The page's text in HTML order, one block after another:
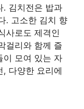
. 김치전은 밥과
. 고소한 김치 향
사로도 제격인
걸리와 함께 즐
이 모여 있는 자
, 다양한 요리에